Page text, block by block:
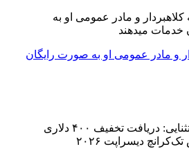
و مادر عمومی او به صورت رایگان